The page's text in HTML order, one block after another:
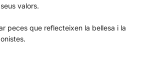
valors.
peces que reflecteixen la bellesa i la